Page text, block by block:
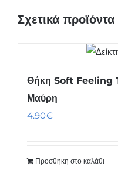
Σχετικά προϊόντα
Θήκη Soft Feeling
Μαύρη
4.90€
Προσθήκη στο καλάθι